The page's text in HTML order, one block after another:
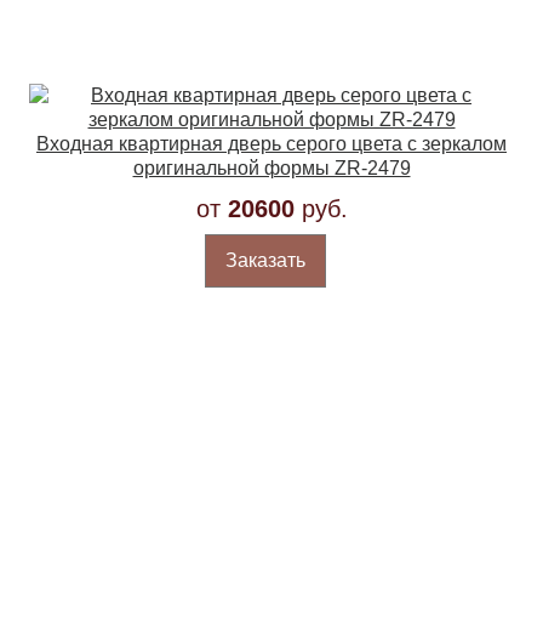
Входная квартирная дверь серого цвета с зеркалом
оригинальной формы ZR-2479
от 20600руб.
Заказать